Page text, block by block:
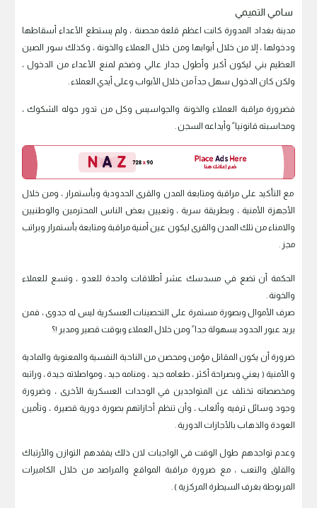
سامي التميمي
مدينة بغداد المدورة كانت اعظم قلعة محصنة ، ولم يستطع الأعداء أسقاطها
ودخولها ، إلا من خلال أبوابها ومن خلال العملاء والخونة ، وكذلك سور الصين
العظيم بني ليكون أكبر وأطول جدار عالي وضخم لمنع الأعداء من الدخول ،
ولكن كان الدخول سهل جداً من خلال الأبواب وعلى أيدي العملاء .
فضرورة مراقبة العملاء والخونة والجواسيس وكل من تدور حوله الشكوك ،
ومحاسبته قانونيا ً وأيداعه السجن .
مع التأكيد على مراقبة ومتابعة المدن والقرى الحدودية وبأستمرار ، ومن خلال
الأجهزة الأمنية ، وبطريقة سرية ، وتعيين بعض الناس المحترمين والوطنيين
والامناء من تلك المدن والقرى ليكون عين أمنية مراقبة ومتابعة بأستمرار وبراتب
مجز .
الحكمة أن تضع في مسدسك عشر أطلاقات واحدة للعدو ، وتسع للعملاء
والخونة .
صرف الأموال وبصورة مستمرة على التحصينات العسكرية ليس له جدوى ، فمن
يريد عبور الحدود بسهولة جدا ً ومن خلال العملاء وبوقت قصير ومدبر !؟
ضرورة أن يكون المقاتل مؤمن ومحصن من الناحية النفسية والمعنوية والمادية
و الأمنية ( يعني وبصراحة أكثر ، طعامه جيد ، ومنامه جيد ، ومواصلاته جيدة ، وراتبه
ومخصصاته تختلف عن المتواجدين في الوحدات العسكرية الأخرى ، وضرورة
وجود وسائل ترفيه وألعاب ، وأن تنظم أحازاتهم بصورة دورية قصيرة ، وتأمين
العودة والذهاب بالأجازات الدورية .
وعدم تواجدهم طول الوقت في الواجبات لان ذلك يفقدهم التوازن والأرتباك
والقلق والتعب ، مع ضرورة مراقبة المواقع والمراصد من خلال الكاميرات
المربوطة بغرف السيطرة المركزية ) .